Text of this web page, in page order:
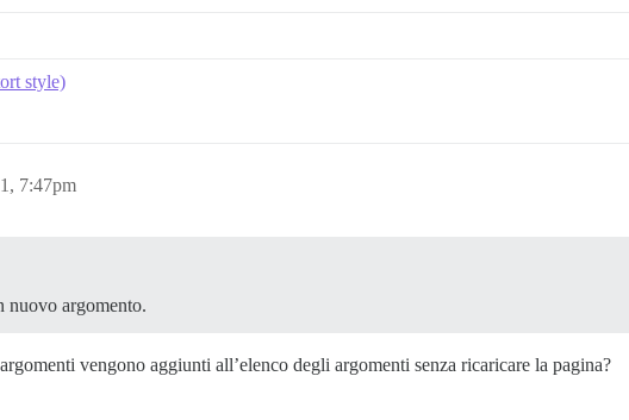
style)
7:47pm
nuovo argomento.
vengono aggiunti all’elenco degli argomenti senza ricaricare la pagina?